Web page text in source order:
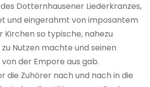
Dotternhausener Liederkranzes,
und eingerahmt von imposantem
Kirchen so typische, nahezu
Nutzen machte und seinen
der Empore aus gab.
die Zuhörer nach und nach in die